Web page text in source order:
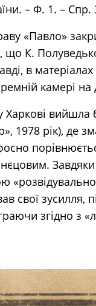
– Ф. 1. – Спр.
«Павло»
що К.
в
камері
Харкові вийшла
1978 рік), де
свої
згідно з